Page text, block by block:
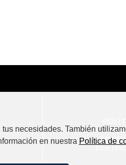
necesidades. También
en nuestra Política de